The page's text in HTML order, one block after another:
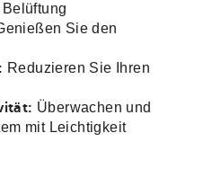
Sie den
Reduzieren Sie Ihren
Überwachen und
mit Leichtigkeit